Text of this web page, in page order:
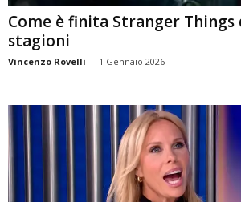
Come è finita Stranger Things
stagioni
Vincenzo Rovelli - 1 Gennaio 2026